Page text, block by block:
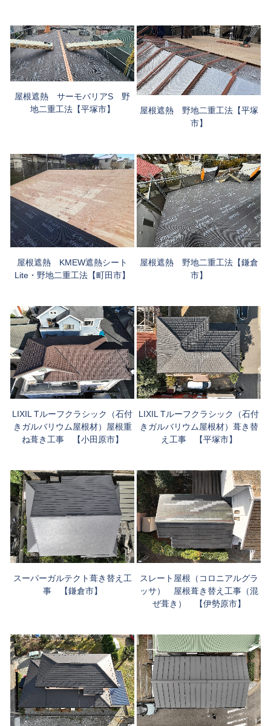
屋根遮熱 サーモバリアS 野
地二重工法【平塚市】
屋根遮熱 野地二重工法【平塚
市】
屋根遮熱 KMEW遮熱シート
Lite・野地二重工法【町田市】
屋根遮熱 野地二重工法【鎌倉
市】
LIXIL Tルーフクラシック（石付
きガルバリウム屋根材）屋根重
ね葺き工事 【小田原市】
LIXIL Tルーフクラシック（石付
きガルバリウム屋根材）葺き替
え工事 【平塚市】
スーパーガルテクト葺き替え工
事 【鎌倉市】
スレート屋根（コロニアルグラ
ッサ） 屋根葺き替え工事（混
ぜ葺き） 【伊勢原市】